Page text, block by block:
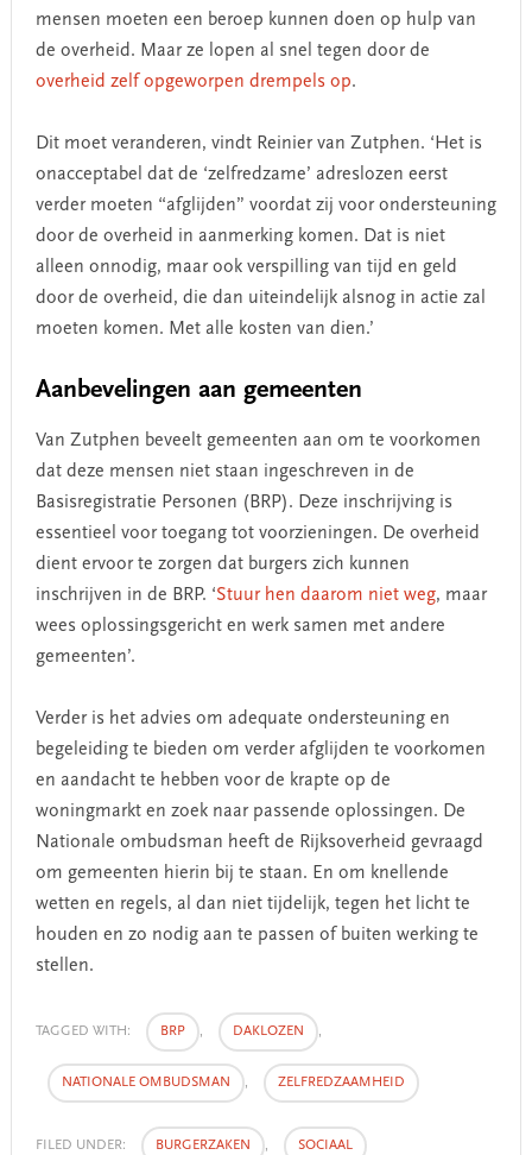
mensen moeten een beroep kunnen doen op hulp van
de overheid. Maar ze lopen al snel tegen door de
overheid zelf opgeworpen drempels op.
Dit moet veranderen, vindt Reinier van Zutphen. ‘Het is
onacceptabel dat de ‘zelfredzame’ adreslozen eerst
verder moeten “afglijden” voordat zij voor ondersteuning
door de overheid in aanmerking komen. Dat is niet
alleen onnodig, maar ook verspilling van tijd en geld
door de overheid, die dan uiteindelijk alsnog in actie zal
moeten komen. Met alle kosten van dien.’
Aanbevelingen aan gemeenten
Van Zutphen beveelt gemeenten aan om te voorkomen
dat deze mensen niet staan ingeschreven in de
Basisregistratie Personen (BRP). Deze inschrijving is
essentieel voor toegang tot voorzieningen. De overheid
dient ervoor te zorgen dat burgers zich kunnen
inschrijven in de BRP. ‘Stuur hen daarom niet weg, maar
wees oplossingsgericht en werk samen met andere
gemeenten’.
Verder is het advies om adequate ondersteuning en
begeleiding te bieden om verder afglijden te voorkomen
en aandacht te hebben voor de krapte op de
woningmarkt en zoek naar passende oplossingen. De
Nationale ombudsman heeft de Rijksoverheid gevraagd
om gemeenten hierin bij te staan. En om knellende
wetten en regels, al dan niet tijdelijk, tegen het licht te
houden en zo nodig aan te passen of buiten werking te
stellen.
TAGGED WITH: BRP , DAKLOZEN ,
NATIONALE OMBUDSMAN , ZELFREDZAAMHEID
FILED UNDER: BURGERZAKEN , SOCIAAL